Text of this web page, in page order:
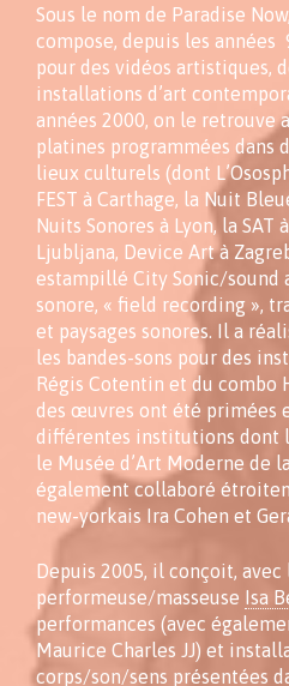
Sous le nom de Paradise Now,
compose, depuis les années
pour des vidéos artistiques,
installations d’art
années 2000, on le retrouve
platines programmées dans
lieux culturels (dont
FEST à Carthage, la Nuit
Nuits Sonores à Lyon, la SAT
Ljubljana, Device Art à
estampillé City Sonic/sound
sonore, « field recording »,
et paysages sonores. Il a
les bandes-sons pour des
Régis Cotentin et du combo
des œuvres ont été primées
différentes institutions dont
le Musée d’Art Moderne de
également collaboré
new-yorkais Ira Cohen et
Depuis 2005, il conçoit, avec
performeuse/masseuse Isa
performances (avec
Maurice Charles JJ) et
corps/son/sens présentées